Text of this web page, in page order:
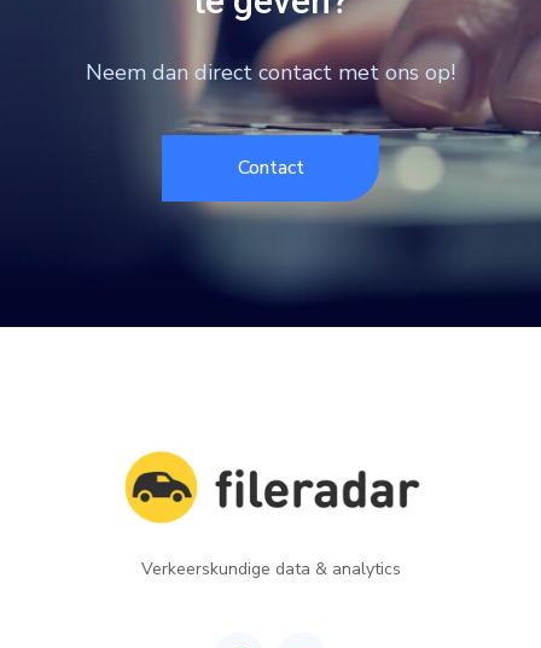
Neem dan direct contact met ons op!
Contact
Verkeerskundige data & analytics